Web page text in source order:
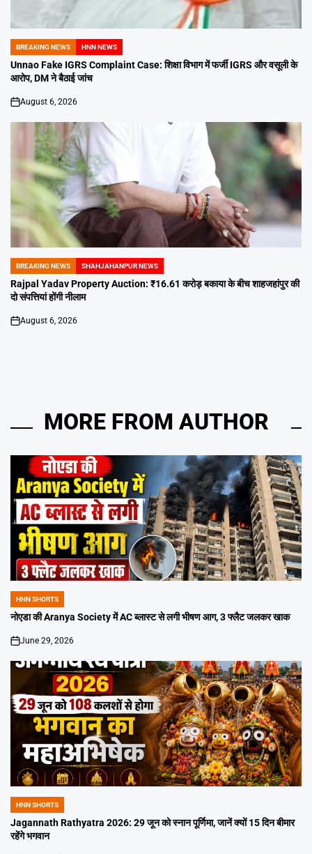
POSTED
IN
BREAKING NEWS HNN NEWS
Unnao Fake IGRS Complaint Case: शिक्षा विभाग में फर्जी IGRS और वसूली के
आरोप, DM ने बैठाई जांच
on
August 6, 2026
POSTED
IN
BREAKING NEWS SHAHJAHANPUR NEWS
Rajpal Yadav Property Auction: ₹16.61 करोड़ बकाया के बीच शाहजहांपुर की
दो संपत्तियां होंगी नीलाम
on
August 6, 2026
MORE FROM AUTHOR
POSTED
IN
HNN SHORTS
नोएडा की Aranya Society में AC ब्लास्ट से लगी भीषण आग, 3 फ्लैट जलकर खाक
on
June 29, 2026
POSTED
IN
HNN SHORTS
Jagannath Rathyatra 2026: 29 जून को स्नान पूर्णिमा, जानें क्यों 15 दिन बीमार
रहेंगे भगवान